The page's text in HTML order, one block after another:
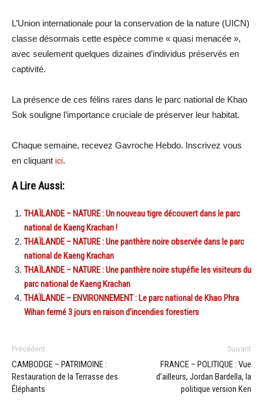
L’Union internationale pour la conservation de la nature (UICN)
classe désormais cette espèce comme « quasi menacée »,
avec seulement quelques dizaines d’individus préservés en
captivité.
La présence de ces félins rares dans le parc national de Khao
Sok souligne l’importance cruciale de préserver leur habitat.
Chaque semaine, recevez Gavroche Hebdo. Inscrivez vous
en cliquant ici.
A Lire Aussi:
THAÏLANDE – NATURE : Un nouveau tigre découvert dans le parc
national de Kaeng Krachan !
THAÏLANDE – NATURE : Une panthère noire observée dans le parc
national de Kaeng Krachan
THAÏLANDE – NATURE : Une panthère noire stupéfie les visiteurs du
parc national de Kaeng Krachan
THAÏLANDE – ENVIRONNEMENT : Le parc national de Khao Phra
Wihan fermé 3 jours en raison d’incendies forestiers
Précédent
CAMBODGE – PATRIMOINE :
Restauration de la Terrasse des
Éléphants
Suivant
FRANCE – POLITIQUE : Vue
d’ailleurs, Jordan Bardella, la
politique version Ken